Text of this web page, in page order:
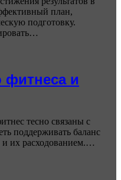
план,
подготовку.
фитнеса и
тесно связаны с
поддерживать баланс
их расходованием.…